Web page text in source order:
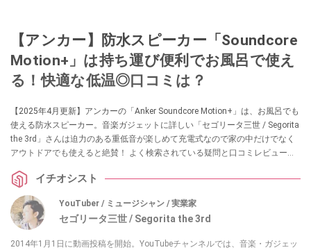
【アンカー】防水スピーカー「Soundcore
Motion+」は持ち運び便利でお風呂で使え
る！快適な低温◎口コミは？
【2025年4月更新】アンカーの「Anker Soundcore Motion+」は、お風呂でも
使える防水スピーカー。音楽ガジェットに詳しい「セゴリータ三世 / Segorita
the 3rd」さんは迫力のある重低音が楽しめて充電式なので家の中だけでなく
アウトドアでも使えると絶賛！ よく検索されている疑問と口コミレビューも
イチオシスト
YouTuber / ミュージシャン / 実業家
セゴリータ三世 / Segorita the 3rd
2014年1月1日に動画投稿を開始。YouTubeチャンネルでは、音楽・ガジェッ